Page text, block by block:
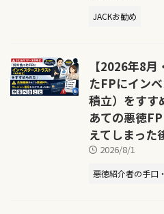
JACKお勧め
【2026年8
たFPにイン
積立）をすす
あての悪徳
えてしまった
2026/8/1
悪徳紹介者の手口